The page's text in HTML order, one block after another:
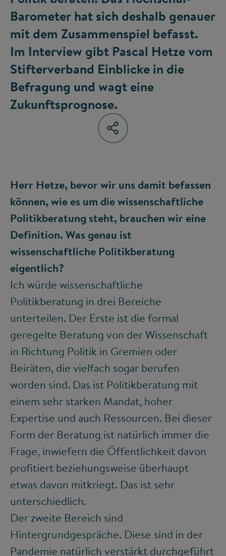
Barometer hat sich deshalb genauer
mit dem Zusammenspiel befasst.
Im Interview gibt Pascal Hetze vom
Stifterverband Einblicke in die
Befragung und wagt eine
Zukunftsprognose.
Herr Hetze, bevor wir uns damit befassen
können, wie es um die wissenschaftliche
Politikberatung steht, brauchen wir eine
Definition. Was genau ist
wissenschaftliche Politikberatung
eigentlich?
Ich würde wissenschaftliche
Politikberatung in drei Bereiche
unterteilen. Der Erste ist die formal
geregelte Beratung von der Wissenschaft
in Richtung Politik in Gremien oder
Beiräten, die vielfach sogar berufen
worden sind. Das ist Politikberatung mit
einem sehr starken Mandat, hoher
Expertise und auch Ressourcen. Bei dieser
Form der Beratung ist natürlich immer die
Frage, inwiefern die Öffentlichkeit davon
profitiert beziehungsweise überhaupt
etwas davon mitkriegt. Das ist sehr
unterschiedlich.
Der zweite Bereich sind
Hintergrundgespräche. Diese sind in der
Pandemie natürlich verstärkt durchgeführt